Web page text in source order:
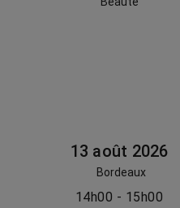
13 août 2026
Bordeaux
14h00 - 15h00